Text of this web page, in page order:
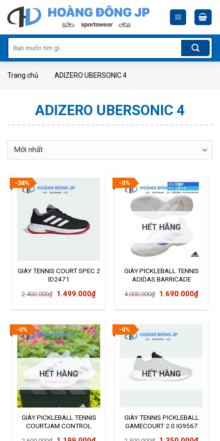
content
kiếm:
Trang chủ ADIZERO UBERSONIC 4
ADIZERO UBERSONIC 4
-38%
GIÀY TENNIS COURT SPEC 2
ID2471
2.400.000₫ Giá
2.400.000₫.
1.499.000₫Giá
là:
1.499.000₫.
-0%
HẾT HÀNG
GIÀY PICKLEBALL TENNIS
ADIDAS BARRICADE
4.000.000₫ Giá
1.690.000₫Giá
-0%
HẾT HÀNG
GIÀY PICKLEBALL TENNIS
COURTJAM CONTROL
-0%
HẾT HÀNG
GIÀY TENNIS PICKLEBALL
GAMECOURT 2.0 IG9567